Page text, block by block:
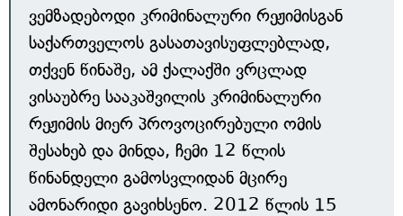
ვემზადებოდი კრიმინალური რეჟიმისგან
საქართველოს გასათავისუფლებლად,
თქვენ წინაშე, ამ ქალაქში ვრცლად
ვისაუბრე სააკაშვილის კრიმინალური
რეჟიმის მიერ პროვოცირებული ომის
შესახებ და მინდა, ჩემი 12 წლის
წინანდელი გამოსვლიდან მცირე
ამონარიდი გავიხსენო. 2012 წლის 15